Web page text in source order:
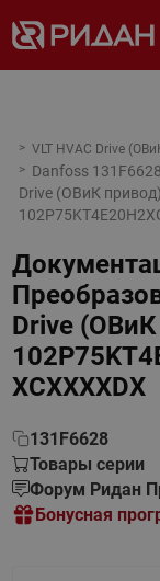
VLT HVAC Drive
Danfoss
Drive (ОВиК
Drive
XCXXXXDX
131F6628
Товары серии
Форум Ридан
Бонусная